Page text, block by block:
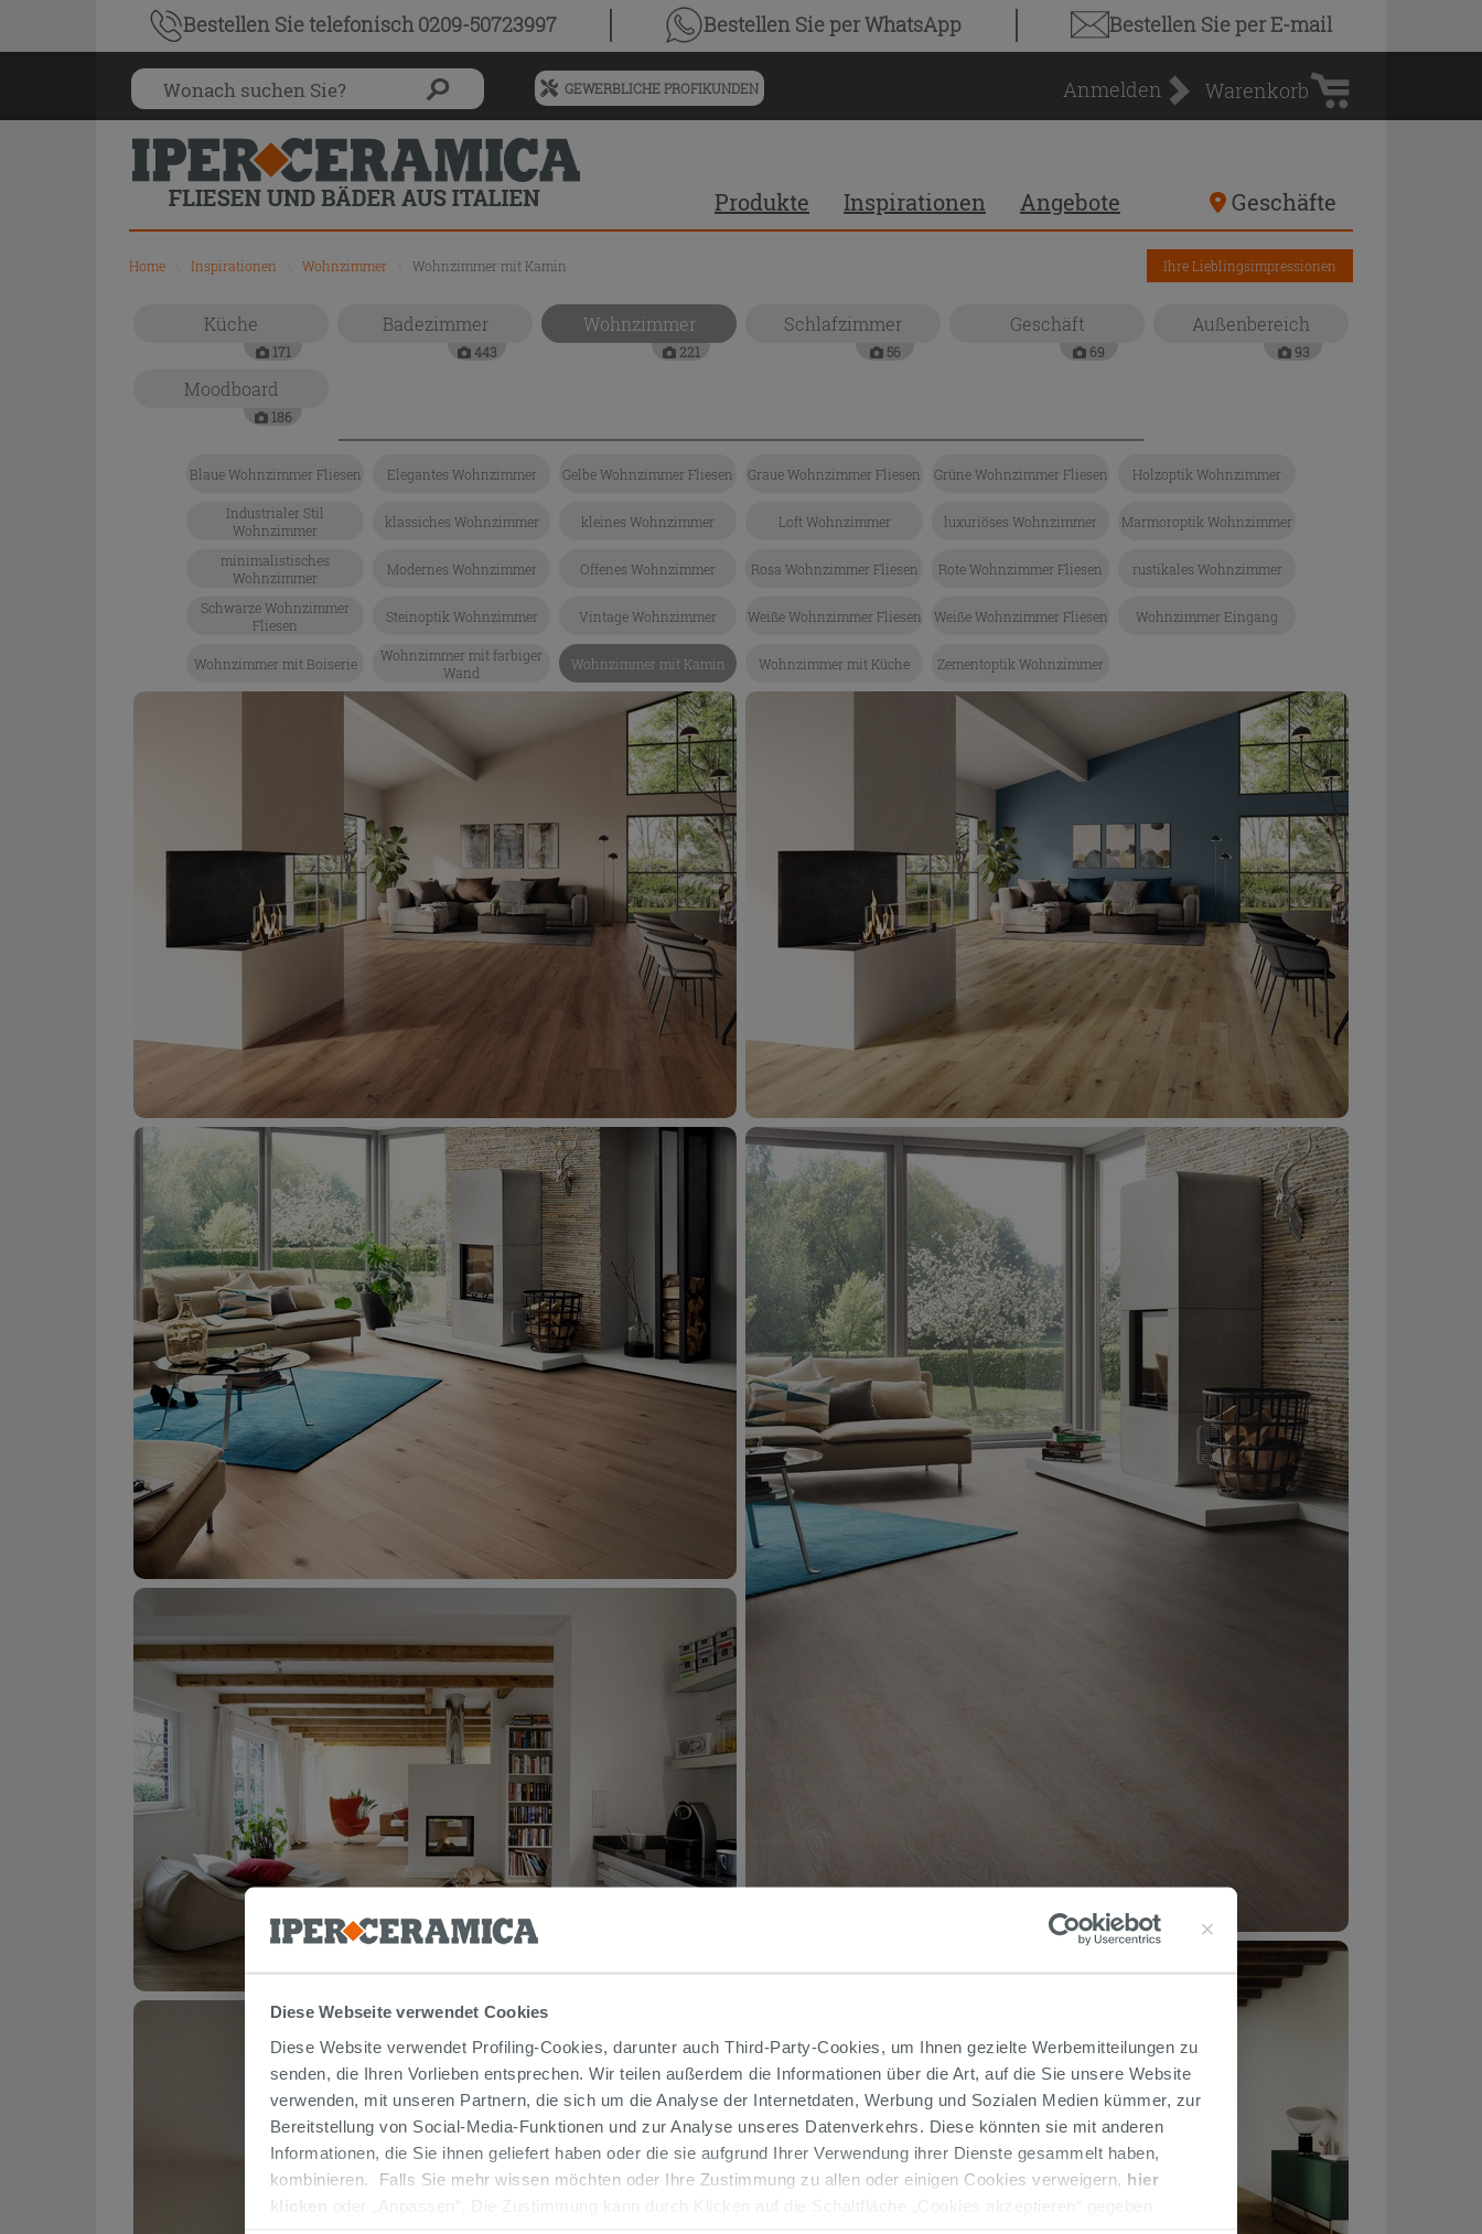
Diese Webseite verwendet Cookies
Diese Website verwendet Profiling-Cookies, darunter auch Third-Party-Cookies, um Ihnen gezielte Werbemitteilungen zu
senden, die Ihren Vorlieben entsprechen. Wir teilen außerdem die Informationen über die Art, auf die Sie unsere Website
verwenden, mit unseren Partnern, die sich um die Analyse der Internetdaten, Werbung und Sozialen Medien kümmer, zur
Bereitstellung von Social-Media-Funktionen und zur Analyse unseres Datenverkehrs. Diese könnten sie mit anderen
Informationen, die Sie ihnen geliefert haben oder die sie aufgrund Ihrer Verwendung ihrer Dienste gesammelt haben,
kombinieren. Falls Sie mehr wissen möchten oder Ihre Zustimmung zu allen oder einigen Cookies verweigern, hier
klicken
oder „Anpassen“. Die Zustimmung kann durch Klicken auf die Schaltfläche „Cookies akzeptieren“ gegeben
Bestellen Sietelefonisch 0209-50723997 Bestellen Sieper WhatsApp Bestellen Sieper E-mail
Menü
für
vorgeschlagenen
Siteinhalt
und
Suchprotokoll
GEWERBLICHE PROFIKUNDEN Anmelden
Warenkorb
Warenkorb
Produkte Inspirationen Angebote Geschäfte
Home Inspirationen Wohnzimmer Wohnzimmer mit Kamin Ihre Lieblingsimpressionen
Küche
171
Badezimmer
443
Wohnzimmer
221
Schlafzimmer
56
Geschäft
69
Außenbereich
93
Moodboard
186
Blaue Wohnzimmer Fliesen Elegantes Wohnzimmer Gelbe Wohnzimmer Fliesen Graue Wohnzimmer Fliesen Grüne Wohnzimmer Fliesen Holzoptik Wohnzimmer
Industrialer Stil
Wohnzimmer
klassiches Wohnzimmer kleines Wohnzimmer Loft Wohnzimmer luxuriöses Wohnzimmer Marmoroptik Wohnzimmer
minimalistisches
Wohnzimmer
Modernes Wohnzimmer Offenes Wohnzimmer Rosa Wohnzimmer Fliesen Rote Wohnzimmer Fliesen rustikales Wohnzimmer
Schwarze Wohnzimmer
Fliesen
Steinoptik Wohnzimmer Vintage Wohnzimmer Weiße Wohnzimmer Fliesen Weiße Wohnzimmer Fliesen Wohnzimmer Eingang
Wohnzimmer mit Boiserie
Wohnzimmer mit farbiger
Wand
Wohnzimmer mit Kamin Wohnzimmer mit Küche Zementoptik Wohnzimmer